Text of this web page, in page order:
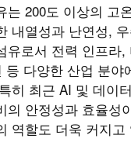
는 200도 이상의 고
내열성과 난연성,
유로서 전력 인프라,
등 다양한 산업 분야
히 최근 AI 및 데이
의 안정성과 효율성
역할도 더욱 커지고